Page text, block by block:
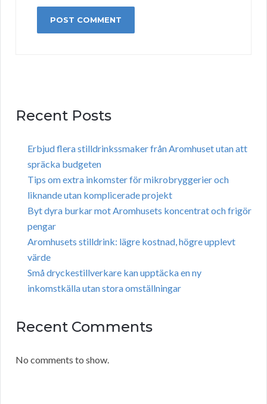
Recent Posts
Erbjud flera stilldrinkssmaker från Aromhuset utan att
spräcka budgeten
Tips om extra inkomster för mikrobryggerier och
liknande utan komplicerade projekt
Byt dyra burkar mot Aromhusets koncentrat och frigör
pengar
Aromhusets stilldrink: lägre kostnad, högre upplevt
värde
Små dryckestillverkare kan upptäcka en ny
inkomstkälla utan stora omställningar
Recent Comments
No comments to show.